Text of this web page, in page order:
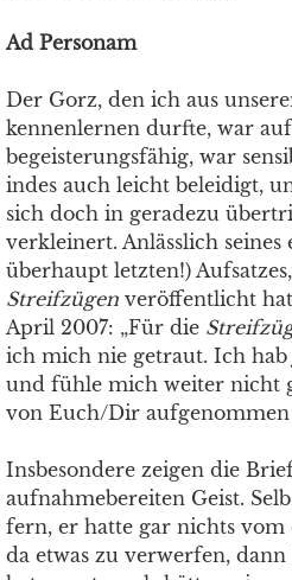
Ad Personam
Der Gorz, den ich aus
kennenlernen durfte, war
begeisterungsfähig, war
indes auch leicht beleidigt,
sich doch in geradezu
verkleinert. Anlässlich
überhaupt letzten!)
Streifzügen veröffentlicht
April 2007: „Für die
ich mich nie getraut. Ich
und fühle mich weiter nicht
von Euch/Dir aufgenommen
Insbesondere zeigen die
aufnahmebereiten Geist.
fern, er hatte gar nichts vom
da etwas zu verwerfen,